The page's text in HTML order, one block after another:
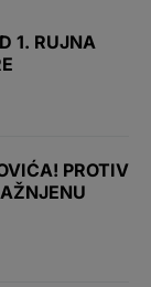
1. RUJNA
PROTIV